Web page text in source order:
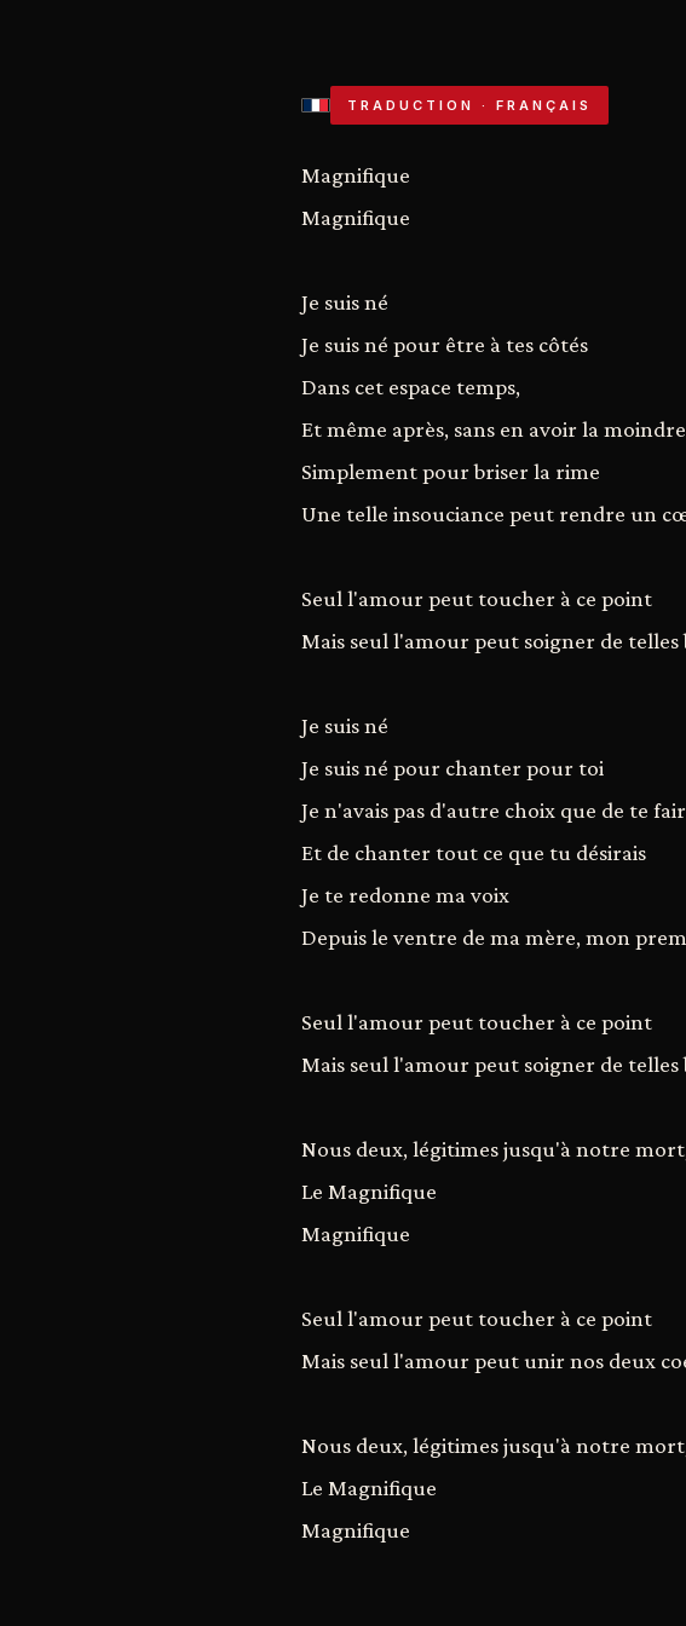
TRADUCTION · FRANÇAIS
Magnifique
Magnifique
Je suis né
Je suis né pour être à tes côtés
Dans cet espace temps,
Et même après, sans en avoir la
Simplement pour briser la rime
Une telle insouciance peut rendre un
Seul l'amour peut toucher à ce point
Mais seul l'amour peut soigner de telles
Je suis né
Je suis né pour chanter pour toi
Je n'avais pas d'autre choix que de te
Et de chanter tout ce que tu désirais
Je te redonne ma voix
Depuis le ventre de ma mère, mon
Seul l'amour peut toucher à ce point
Mais seul l'amour peut soigner de telles
Nous deux, légitimes jusqu'à notre
Le Magnifique
Magnifique
Seul l'amour peut toucher à ce point
Mais seul l'amour peut unir nos deux
Nous deux, légitimes jusqu'à notre
Le Magnifique
Magnifique